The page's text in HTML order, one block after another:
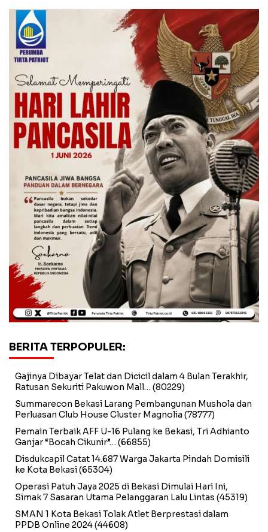
BERITA TERPOPULER:
Gajinya Dibayar Telat dan Dicicil dalam 4 Bulan Terakhir,
Ratusan Sekuriti Pakuwon Mall… (80229)
Summarecon Bekasi Larang Pembangunan Mushola dan
Perluasan Club House Cluster Magnolia (78777)
Pemain Terbaik AFF U-16 Pulang ke Bekasi, Tri Adhianto
Ganjar “Bocah Cikunir”… (66855)
Disdukcapil Catat 14.687 Warga Jakarta Pindah Domisili
ke Kota Bekasi(65304)
Operasi Patuh Jaya 2025 di Bekasi Dimulai Hari Ini,
Simak 7 Sasaran Utama Pelanggaran Lalu Lintas (45319)
SMAN 1 Kota Bekasi Tolak Atlet Berprestasi dalam
PPDB Online 2024(44608)